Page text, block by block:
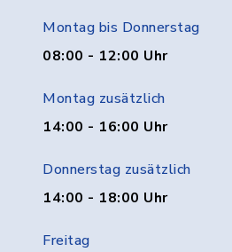
Montag bis Donnerstag
08:00 - 12:00 Uhr
Montag zusätzlich
14:00 - 16:00 Uhr
Donnerstag zusätzlich
14:00 - 18:00 Uhr
Freitag